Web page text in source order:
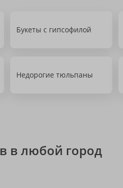
Букеты с гипсофилой
Недорогие тюльпаны
в любой город